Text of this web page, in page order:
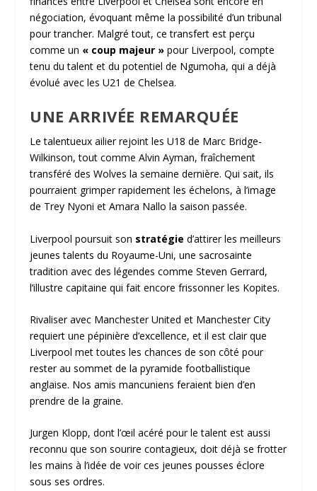
négociation, évoquant même la possibilité d’un tribunal
pour trancher. Malgré tout, ce transfert est perçu
comme un « coup majeur » pour Liverpool, compte
tenu du talent et du potentiel de Ngumoha, qui a déjà
évolué avec les U21 de Chelsea.
UNE ARRIVÉE REMARQUÉE
Le talentueux ailier rejoint les U18 de Marc Bridge-
Wilkinson, tout comme Alvin Ayman, fraîchement
transféré des Wolves la semaine dernière. Qui sait, ils
pourraient grimper rapidement les échelons, à l’image
de Trey Nyoni et Amara Nallo la saison passée.
Liverpool poursuit son stratégie d’attirer les meilleurs
jeunes talents du Royaume-Uni, une sacrosainte
tradition avec des légendes comme Steven Gerrard,
l’illustre capitaine qui fait encore frissonner les Kopites.
Rivaliser avec Manchester United et Manchester City
requiert une pépinière d’excellence, et il est clair que
Liverpool met toutes les chances de son côté pour
rester au sommet de la pyramide footballistique
anglaise. Nos amis mancuniens feraient bien d’en
prendre de la graine.
Jurgen Klopp, dont l’œil acéré pour le talent est aussi
reconnu que son sourire contagieux, doit déjà se frotter
les mains à l’idée de voir ces jeunes pousses éclore
sous ses ordres.